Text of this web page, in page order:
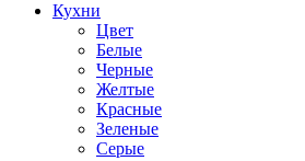
Кухни
Цвет
Белые
Черные
Желтые
Красные
Зеленые
Серые